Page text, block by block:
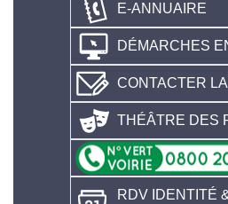
E-ANNUAIRE
DÉMARCHES
CONTACTER
THÉÂTRE DES
RDV IDENTITÉ